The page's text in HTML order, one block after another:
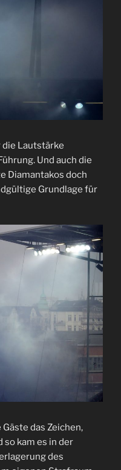
die Lautstärke
Und auch die
Diamantakos doch
Grundlage für
das Zeichen,
kam es in der
des